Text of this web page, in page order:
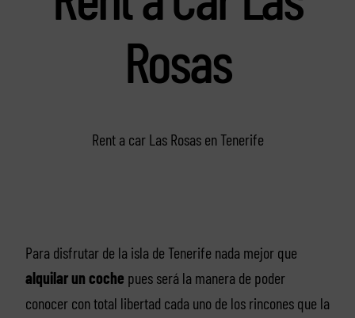
Rosas
Rent a car Las Rosas en Tenerife
Para disfrutar de la isla de Tenerife nada mejor que
alquilar un coche pues será la manera de poder
conocer con total libertad cada uno de los rincones que la